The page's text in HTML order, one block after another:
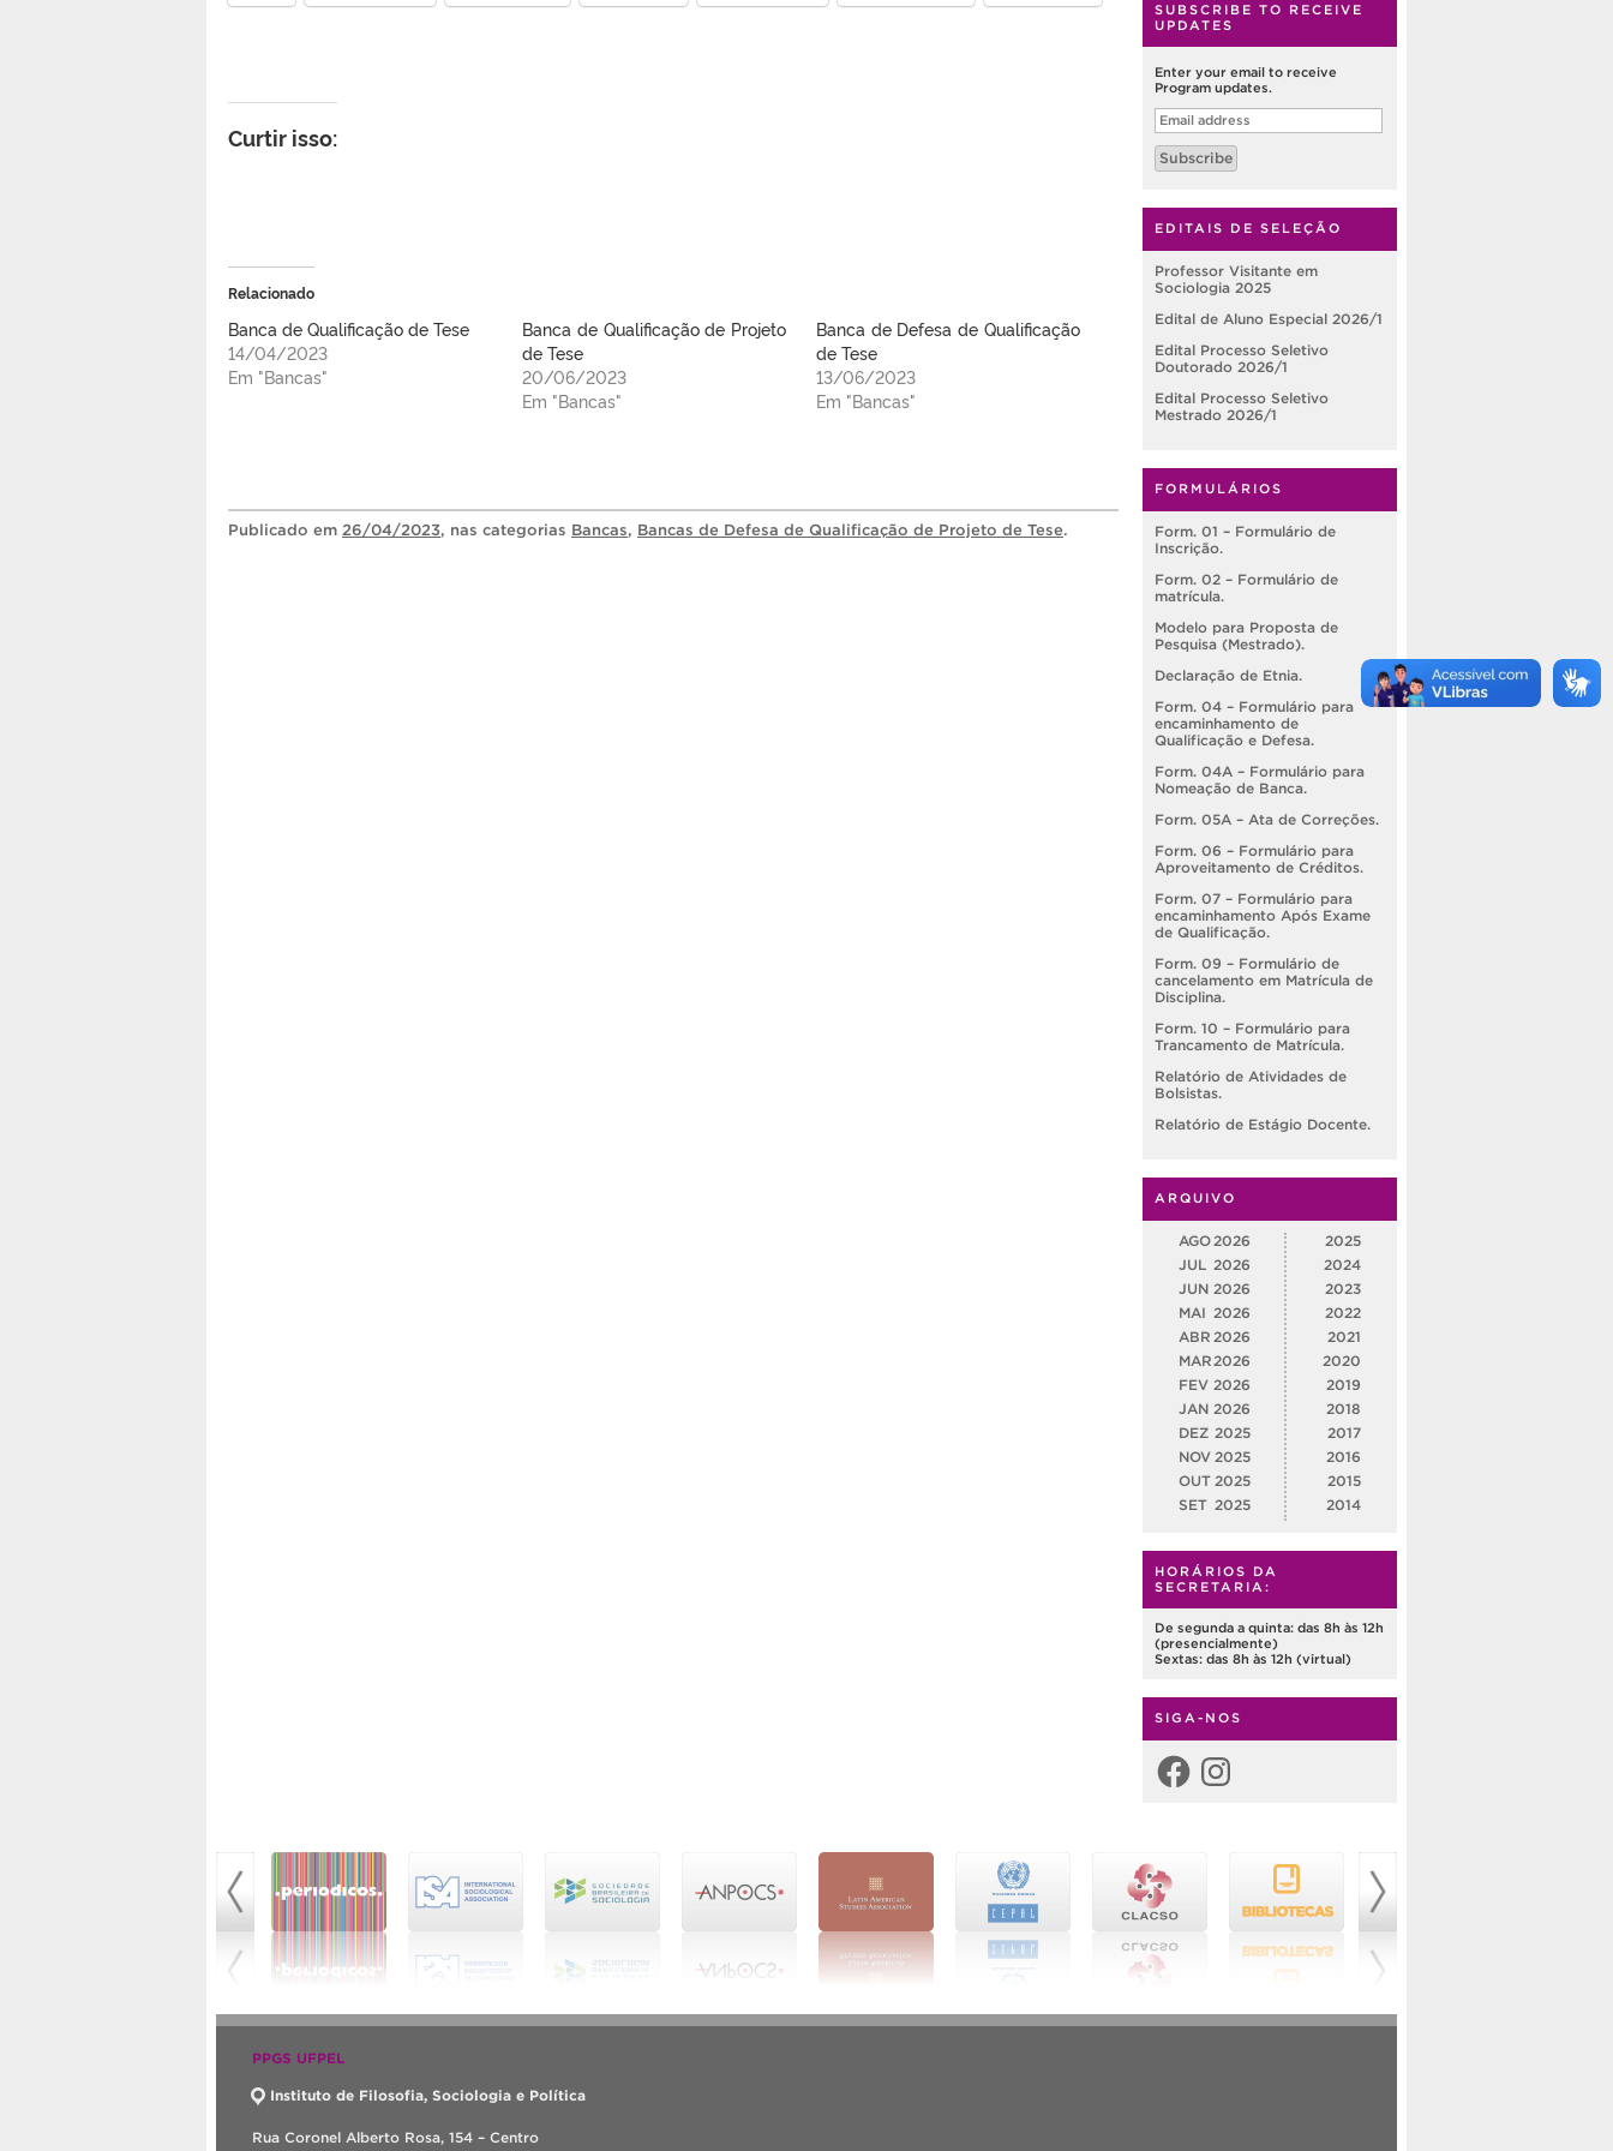
Curtir isso:
Relacionado
Banca de Qualificação de Tese
14/04/2023
Em "Bancas"
Banca de Qualificação de Projeto
de Tese
20/06/2023
Em "Bancas"
Banca de Defesa de Qualificação
de Tese
13/06/2023
Em "Bancas"
Publicado em 26/04/2023, nas categorias Bancas, Bancas de Defesa de Qualificação de Projeto de Tese.
SUBSCRIBE TO RECEIVE
UPDATES
Enter your email to receive
Program updates.
Email
address
Subscribe
EDITAIS DE SELEÇÃO
Professor Visitante em
Sociologia 2025
Edital de Aluno Especial 2026/1
Edital Processo Seletivo
Doutorado 2026/1
Edital Processo Seletivo
Mestrado 2026/1
FORMULÁRIOS
Form. 01 – Formulário de
Inscrição.
Form. 02 – Formulário de
matrícula.
Modelo para Proposta de
Pesquisa (Mestrado).
Declaração de Etnia.
Form. 04 – Formulário para
encaminhamento de
Qualificação e Defesa.
Form. 04A – Formulário para
Nomeação de Banca.
Form. 05A – Ata de Correções.
Form. 06 – Formulário para
Aproveitamento de Créditos.
Form. 07 – Formulário para
encaminhamento Após Exame
de Qualificação.
Form. 09 – Formulário de
cancelamento em Matrícula de
Disciplina.
Form. 10 – Formulário para
Trancamento de Matrícula.
Relatório de Atividades de
Bolsistas.
Relatório de Estágio Docente.
ARQUIVO
AGO 2026
JUL 2026
JUN 2026
MAI
2026
ABR 2026
MAR 2026
FEV 2026
JAN 2026
DEZ 2025
NOV 2025
OUT 2025
SET 2025
2025
2024
2023
2022
2021
2020
2019
2018
2017
2016
2015
2014
HORÁRIOS DA
SECRETARIA:
De segunda a quinta: das 8h às 12h
(presencialmente)
Sextas: das 8h às 12h (virtual)
SIGA-NOS
FacebookInstagram
PPGS UFPEL
Instituto de Filosofia, Sociologia e Política
Rua Coronel Alberto Rosa, 154 – Centro